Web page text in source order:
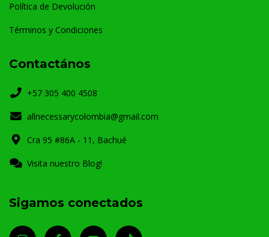
Política de Devolución
Términos y Condiciones
Contactános
+57 305 400 4508
allnecessarycolombia@gmail.com
Cra 95 #86A - 11, Bachué
Visita nuestro Blog!
Sigamos conectados